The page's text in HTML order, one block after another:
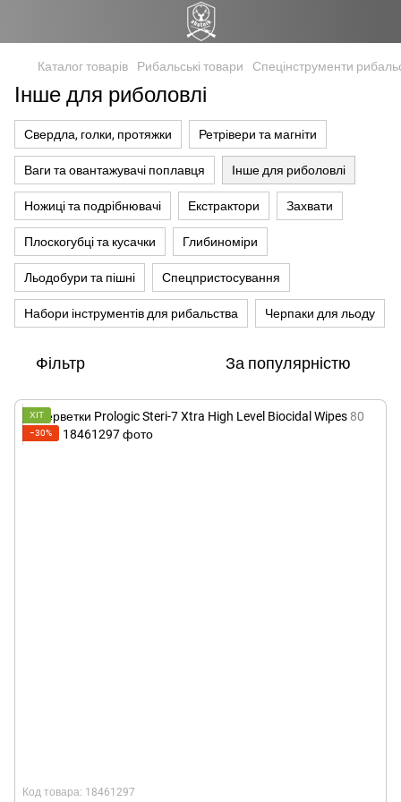
Каталог товарів Рибальські товари Спецінструменти
Інше для риболовлі
Свердла, голки, протяжки Ретрівери та магніти
Ваги та овантажувачі поплавця Інше для риболовлі
Ножиці та подрібнювачі Екстрактори Захвати
Плоскогубці та кусачки Глибиноміри
Льодобури та пішні Спецпристосування
Набори інструментів для рибальства Черпаки для льоду
Фільтр За популярністю
ХІТ
−30%
Код товара: 18461297